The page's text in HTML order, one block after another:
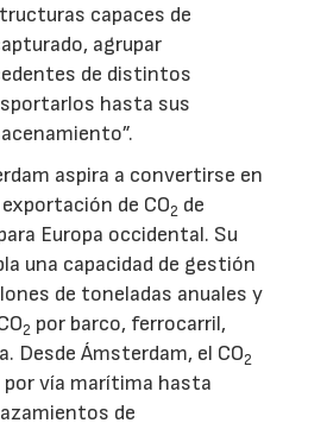
capaces de
agrupar
de distintos
hasta sus
aspira a convertirse en
de CO2 de
Europa occidental. Su
una capacidad de gestión
de toneladas anuales y
2 por barco, ferrocarril,
Desde Ámsterdam, el CO2
vía marítima hasta
de